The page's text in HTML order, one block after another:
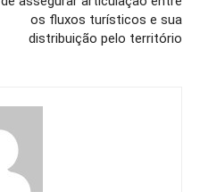
os fluxos turísticos e sua
distribuição pelo território